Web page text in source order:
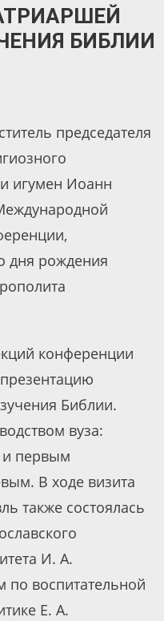
БИБЛИИ
председателя
игумен Иоанн
дня рождения
конференции
Библии.
вуза:
первым
В ходе визита
также состоялась
И. А.
по воспитательной
Е. А.